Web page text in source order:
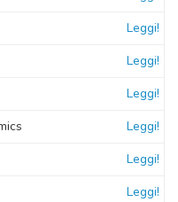
Leggi!
Leggi!
Leggi!
Leggi!
Leggi!
Leggi!